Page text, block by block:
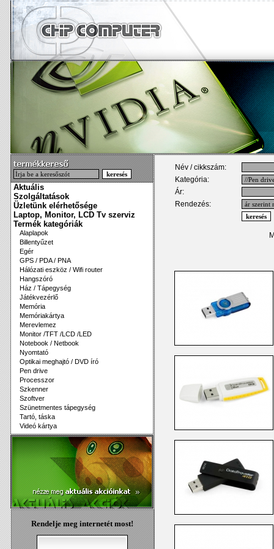
Aktuális
Szolgáltatások
Üzletünk elérhetősége
Laptop, Monitor, LCD Tv szerviz
Termék kategóriák
Alaplapok
Billentyűzet
Egér
GPS / PDA / PNA
Hálózati eszköz / Wifi router
Hangszóró
Ház / Tápegység
Játékvezérlő
Memória
Memóriakártya
Merevlemez
Monitor /TFT /LCD /LED
Notebook / Netbook
Nyomtató
Optikai meghajtó / DVD író
Pen drive
Processzor
Szkenner
Szoftver
Szünetmentes tápegység
Tartó, táska
Videó kártya
Rendelje meg internetét most!
Név / cikkszám:
Kategória:
Ár:
Rendezés: